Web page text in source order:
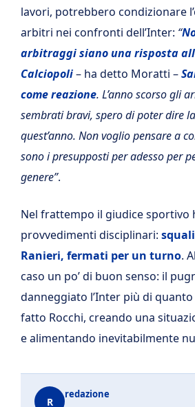
lavori, potrebbero condizionare
arbitri nei confronti dell’Inter: “
arbitraggi siano una risposta
Calciopoli– ha detto Moratti –
come reazione. L’anno scorso gli
sembrati bravi, spero di poter dire
quest’anno. Non voglio pensare a
sono i presupposti per adesso per
genere”.
Nel frattempo il giudice sportivo
provvedimenti disciplinari:
Ranieri, fermati per un turno.
caso un po’ di buon senso: il
danneggiato l’Inter più di
fatto Rocchi, creando una
e alimentando inevitabilmente
R
redazione